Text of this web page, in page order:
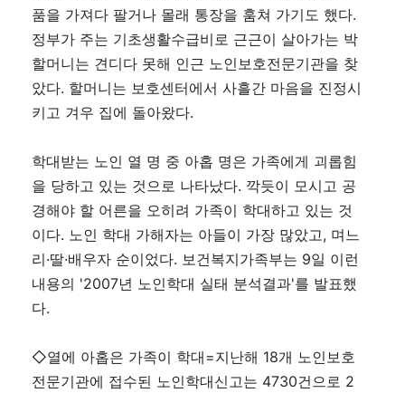
품을 가져다 팔거나 몰래 통장을 훔쳐 가기도 했다.
정부가 주는 기초생활수급비로 근근이 살아가는 박
할머니는 견디다 못해 인근 노인보호전문기관을 찾
았다. 할머니는 보호센터에서 사흘간 마음을 진정시
키고 겨우 집에 돌아왔다.
학대받는 노인 열 명 중 아홉 명은 가족에게 괴롭힘
을 당하고 있는 것으로 나타났다. 깍듯이 모시고 공
경해야 할 어른을 오히려 가족이 학대하고 있는 것
이다. 노인 학대 가해자는 아들이 가장 많았고, 며느
리·딸·배우자 순이었다. 보건복지가족부는 9일 이런
내용의 '2007년 노인학대 실태 분석결과'를 발표했
다.
◇열에 아홉은 가족이 학대=지난해 18개 노인보호
전문기관에 접수된 노인학대신고는 4730건으로 2